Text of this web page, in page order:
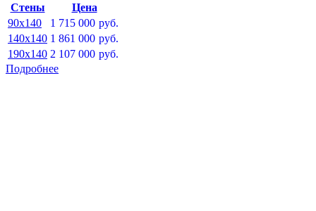
Стены
Цена
90x140
1 715 000 руб.
140x140 1 861 000 руб.
190x140 2 107 000 руб.
Подробнее